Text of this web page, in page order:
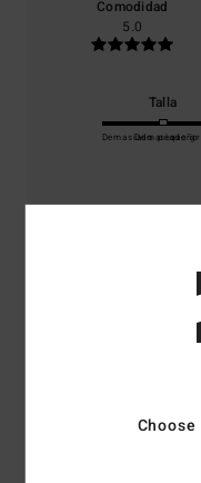
Comodidad
5.0
Talla
Demasiado pequeño
Demasiado